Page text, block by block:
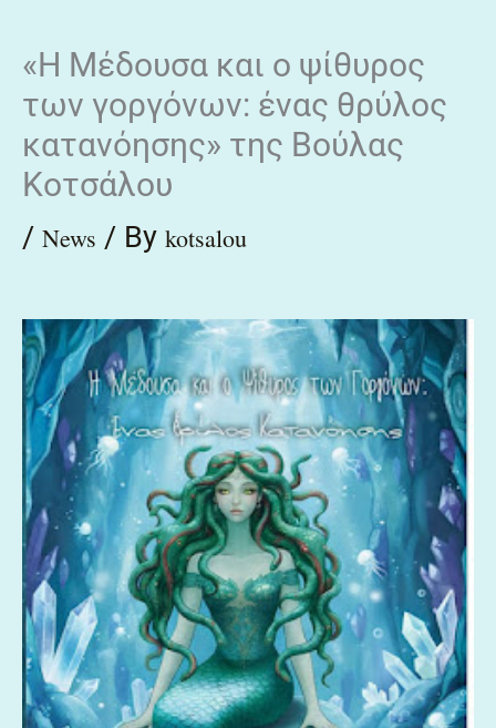
content
«Η Μέδουσα και ο ψίθυρος
των γοργόνων: ένας θρύλος
κατανόησης» της Βούλας
Κοτσάλου
/ News / By kotsalou